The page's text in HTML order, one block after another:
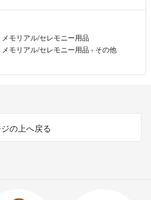
メモリアル/セレモニー用品
メモリアル/セレモニー用品 › その他
の上へ戻る